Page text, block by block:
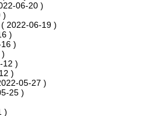
06-20 )
)
( 2022-06-19 )
)
)
12 )
)
05-27 )
25 )
)